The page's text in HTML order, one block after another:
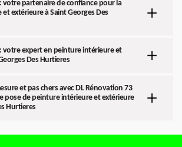
votre partenaire de confiance pour la
extérieure à Saint Georges Des
votre expert en peinture intérieure et
Des Hurtieres
et pas chers avec DL Rénovation 73
pose de peinture intérieure et extérieure
Hurtieres